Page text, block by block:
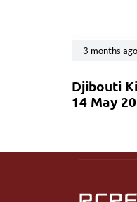
3 months ago
Djibouti
14 May